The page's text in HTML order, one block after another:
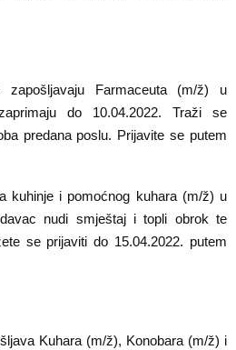
zapošljavaju Farmaceuta (m/ž) u
do 10.04.2022. Traži se
predana poslu. Prijavite se putem
kuhinje i pomoćnog kuhara (m/ž) u
nudi smještaj i topli obrok te
se prijaviti do 15.04.2022. putem
Kuhara (m/ž), Konobara (m/ž) i